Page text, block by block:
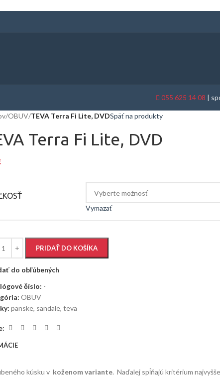
055 625 14 08 |
/OBUV/TEVA Terra Fi Lite, DVDSpäť na produkty
Terra Fi Lite, DVD
Vymazať
PRIDAŤ DO KOŠÍKA
do obľúbených
číslo: -
OBUV
panske, sandale, teva
kúsku v koženomvariante. Naďalej spĺňajú kritérium